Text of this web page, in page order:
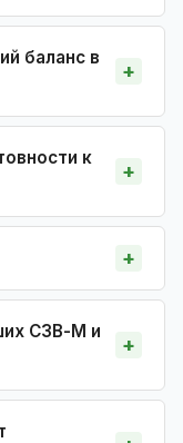
баланс в
к
СЗВ-М и